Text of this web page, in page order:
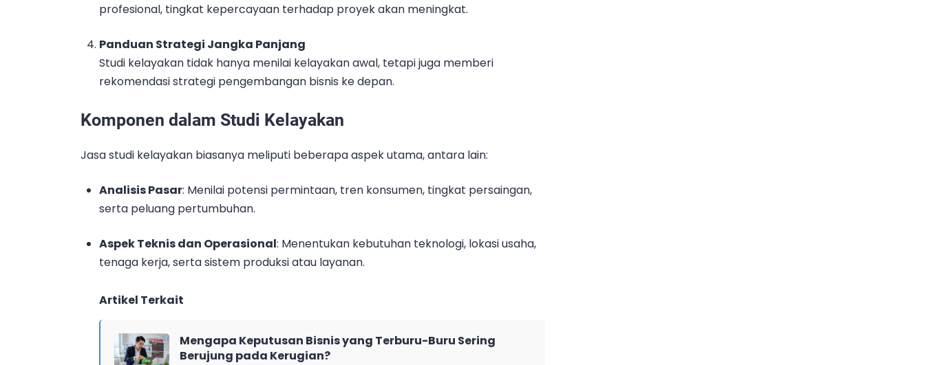
profesional, tingkat kepercayaan terhadap proyek akan meningkat.
Panduan Strategi Jangka Panjang
Studi kelayakan tidak hanya menilai kelayakan awal, tetapi juga memberi
rekomendasi strategi pengembangan bisnis ke depan.
Komponen dalam Studi Kelayakan
Jasa studi kelayakan biasanya meliputi beberapa aspek utama, antara lain:
Analisis Pasar: Menilai potensi permintaan, tren konsumen, tingkat persaingan,
serta peluang pertumbuhan.
Aspek Teknis dan Operasional: Menentukan kebutuhan teknologi, lokasi usaha,
tenaga kerja, serta sistem produksi atau layanan.
Artikel Terkait
Mengapa Keputusan Bisnis yang Terburu-Buru Sering
Berujung pada Kerugian?